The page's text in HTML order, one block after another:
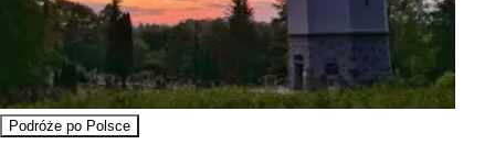
Podróże po Polsce